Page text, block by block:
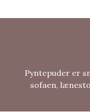
Pyntepuder er
sofaen,